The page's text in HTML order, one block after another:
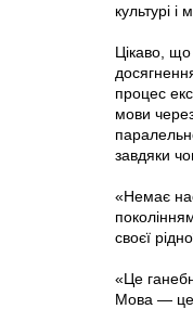
культурі
Цікаво,
процес
мови
завдяки
«Немає
своєї
«Це
Мова — це